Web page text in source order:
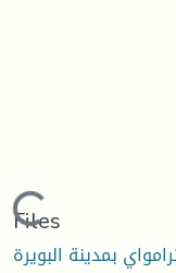
Files